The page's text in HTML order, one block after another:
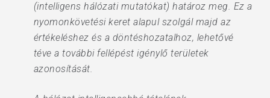
(intelligens hálózati mutatókat) határoz meg. Ez a
nyomonkövetési keret alapul szolgál majd az
értékeléshez és a döntéshozatalhoz, lehetővé
téve a további fellépést igénylő területek
azonosítását.